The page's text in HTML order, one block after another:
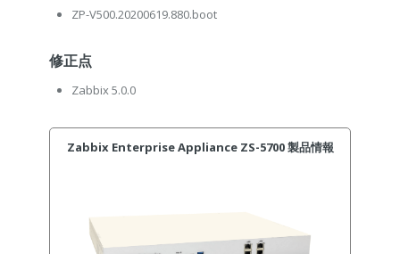
ZP-V500.20200619.880.boot
修正点
Zabbix 5.0.0
Zabbix Enterprise Appliance ZS-5700 製品情報